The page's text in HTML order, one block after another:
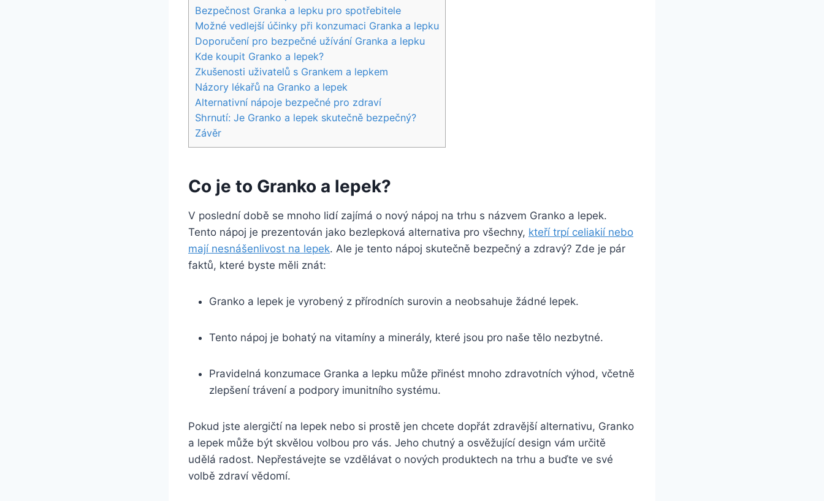
Bezpečnost Granka a lepku pro spotřebitele
Možné vedlejší účinky při konzumaci Granka a lepku
Doporučení pro bezpečné užívání Granka a lepku
Kde koupit Granko a lepek?
Zkušenosti uživatelů s Grankem a lepkem
Názory lékařů na Granko a lepek
Alternativní nápoje bezpečné pro zdraví
Shrnutí: Je Granko a lepek skutečně bezpečný?
Závěr
Co je to Granko a lepek?
V poslední době se mnoho lidí zajímá o nový nápoj na trhu s názvem Granko a lepek.
Tento nápoj je prezentován jako bezlepková alternativa pro všechny, kteří trpí celiakií nebo
mají nesnášenlivost na lepek. Ale je tento nápoj skutečně bezpečný a zdravý? Zde je pár
faktů, které byste měli znát:
Granko a lepek je vyrobený z přírodních surovin a neobsahuje žádné lepek.
Tento nápoj je bohatý na vitamíny a minerály, které jsou pro naše tělo nezbytné.
Pravidelná konzumace Granka a lepku může přinést mnoho zdravotních výhod, včetně
zlepšení trávení a podpory imunitního systému.
Pokud jste alergičtí na lepek nebo si prostě jen chcete dopřát zdravější alternativu, Granko
a lepek může být skvělou volbou pro vás. Jeho chutný a osvěžující design vám určitě
udělá radost. Nepřestávejte se vzdělávat o nových produktech na trhu a buďte ve své
volbě zdraví vědomí.